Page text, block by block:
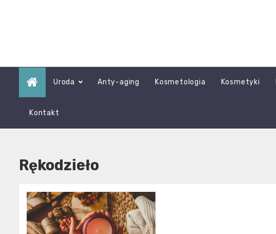
Uroda Anty-aging Kosmetologia Kosmetyki
Kontakt
Rękodzieło